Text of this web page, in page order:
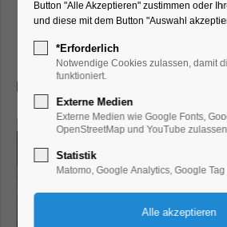
Turbine
Party, Feiern, Fest
Button "Alle Akzeptieren" zustimmen oder
und diese mit dem Button "Auswahl
*Erforderlich
Notwendige Cookies zulassen, damit
funktioniert.
Externe Medien
Externe Medien wie Google Fonts,
OpenStreetMap und YouTube
Statistik
Matomo, Google Analytics, Google